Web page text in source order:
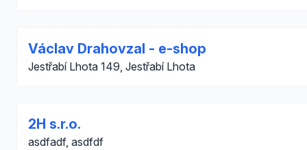
Václav Drahovzal - e-shop
Jestřabí Lhota 149, Jestřabí Lhota
2H s.r.o.
asdfadf, asdfdf